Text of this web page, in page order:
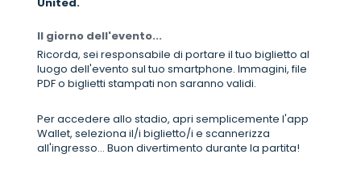
Il giorno dell'evento...
Ricorda, sei responsabile di portare il tuo biglietto al
luogo dell'evento sul tuo smartphone. Immagini, file
PDF o biglietti stampati non saranno validi.
Per accedere allo stadio, apri semplicemente l'app
Wallet, seleziona il/i biglietto/i e scannerizza
all'ingresso... Buon divertimento durante la partita!